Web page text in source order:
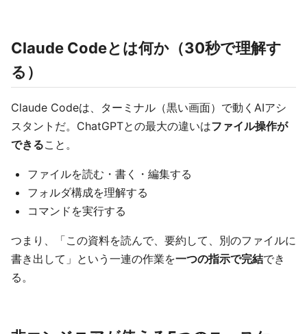
Claude Codeとは何か（30秒で理解す
る）
Claude Codeは、ターミナル（黒い画面）で動くAIアシ
スタントだ。ChatGPTとの最大の違いはファイル操作が
できること。
ファイルを読む・書く・編集する
フォルダ構成を理解する
コマンドを実行する
つまり、「この資料を読んで、要約して、別のファイルに
書き出して」という一連の作業を一つの指示で完結でき
る。